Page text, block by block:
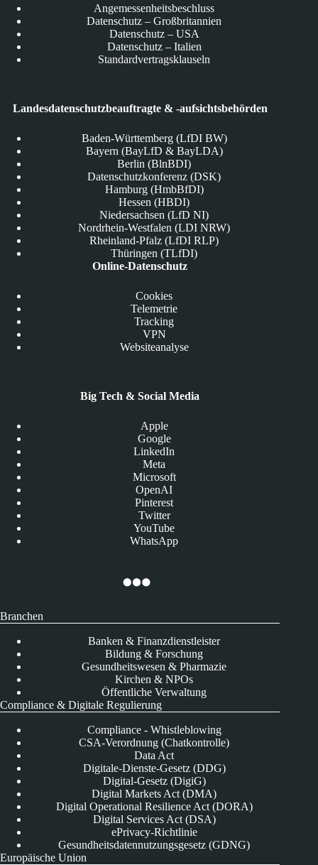
Angemessenheitsbeschluss
Datenschutz – Großbritannien
Datenschutz – USA
Datenschutz – Italien
Standardvertragsklauseln
Landesdatenschutzbeauftragte & -aufsichtsbehörden
Baden-Württemberg (LfDI BW)
Bayern (BayLfD & BayLDA)
Berlin (BlnBDI)
Datenschutzkonferenz (DSK)
Hamburg (HmbBfDI)
Hessen (HBDI)
Niedersachsen (LfD NI)
Nordrhein-Westfalen (LDI NRW)
Rheinland-Pfalz (LfDI RLP)
Thüringen (TLfDI)
Online-Datenschutz
Cookies
Telemetrie
Tracking
VPN
Websiteanalyse
Big Tech & Social Media
Apple
Google
LinkedIn
Meta
Microsoft
OpenAI
Pinterest
Twitter
YouTube
WhatsApp
Branchen
Banken & Finanzdienstleister
Bildung & Forschung
Gesundheitswesen & Pharmazie
Kirchen & NPOs
Öffentliche Verwaltung
Compliance & Digitale Regulierung
Compliance - Whistleblowing
CSA-Verordnung (Chatkontrolle)
Data Act
Digitale-Dienste-Gesetz (DDG)
Digital-Gesetz (DigiG)
Digital Markets Act (DMA)
Digital Operational Resilience Act (DORA)
Digital Services Act (DSA)
ePrivacy-Richtlinie
Gesundheitsdatennutzungsgesetz (GDNG)
Europäische Union